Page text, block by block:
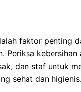
faktor penting
Periksa kebersihan
dan staf untuk
sehat dan higienis.